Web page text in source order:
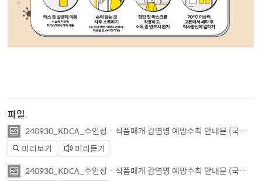
파일
240930_KDCA_수인성 · 식품매개 감염병 예방수칙 안내문 (국문)_(1).png
미리보기 미리듣기
240930_KDCA_수인성 · 식품매개 감염병 예방수칙 안내문 (국문)_(2).png